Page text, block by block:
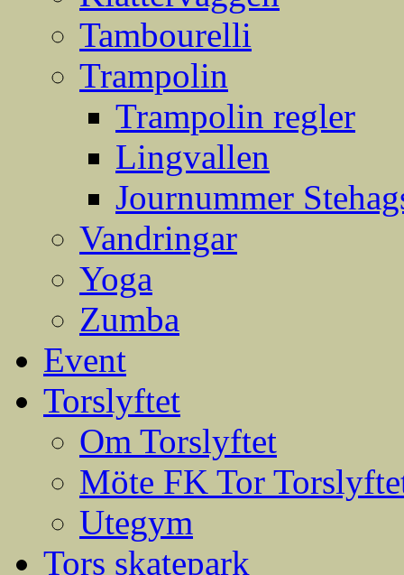
Tambourelli
Trampolin
Trampolin regler
Lingvallen
Journummer
Vandringar
Yoga
Zumba
Event
Torslyftet
Om Torslyftet
Möte FK Tor
Utegym
Tors skatepark